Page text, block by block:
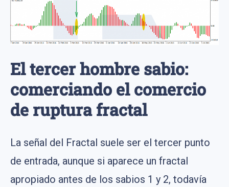
El tercer hombre sabio:
comerciando el comercio
de ruptura fractal
La señal del Fractal suele ser el tercer punto
de entrada, aunque si aparece un fractal
apropiado antes de los sabios 1 y 2, todavía